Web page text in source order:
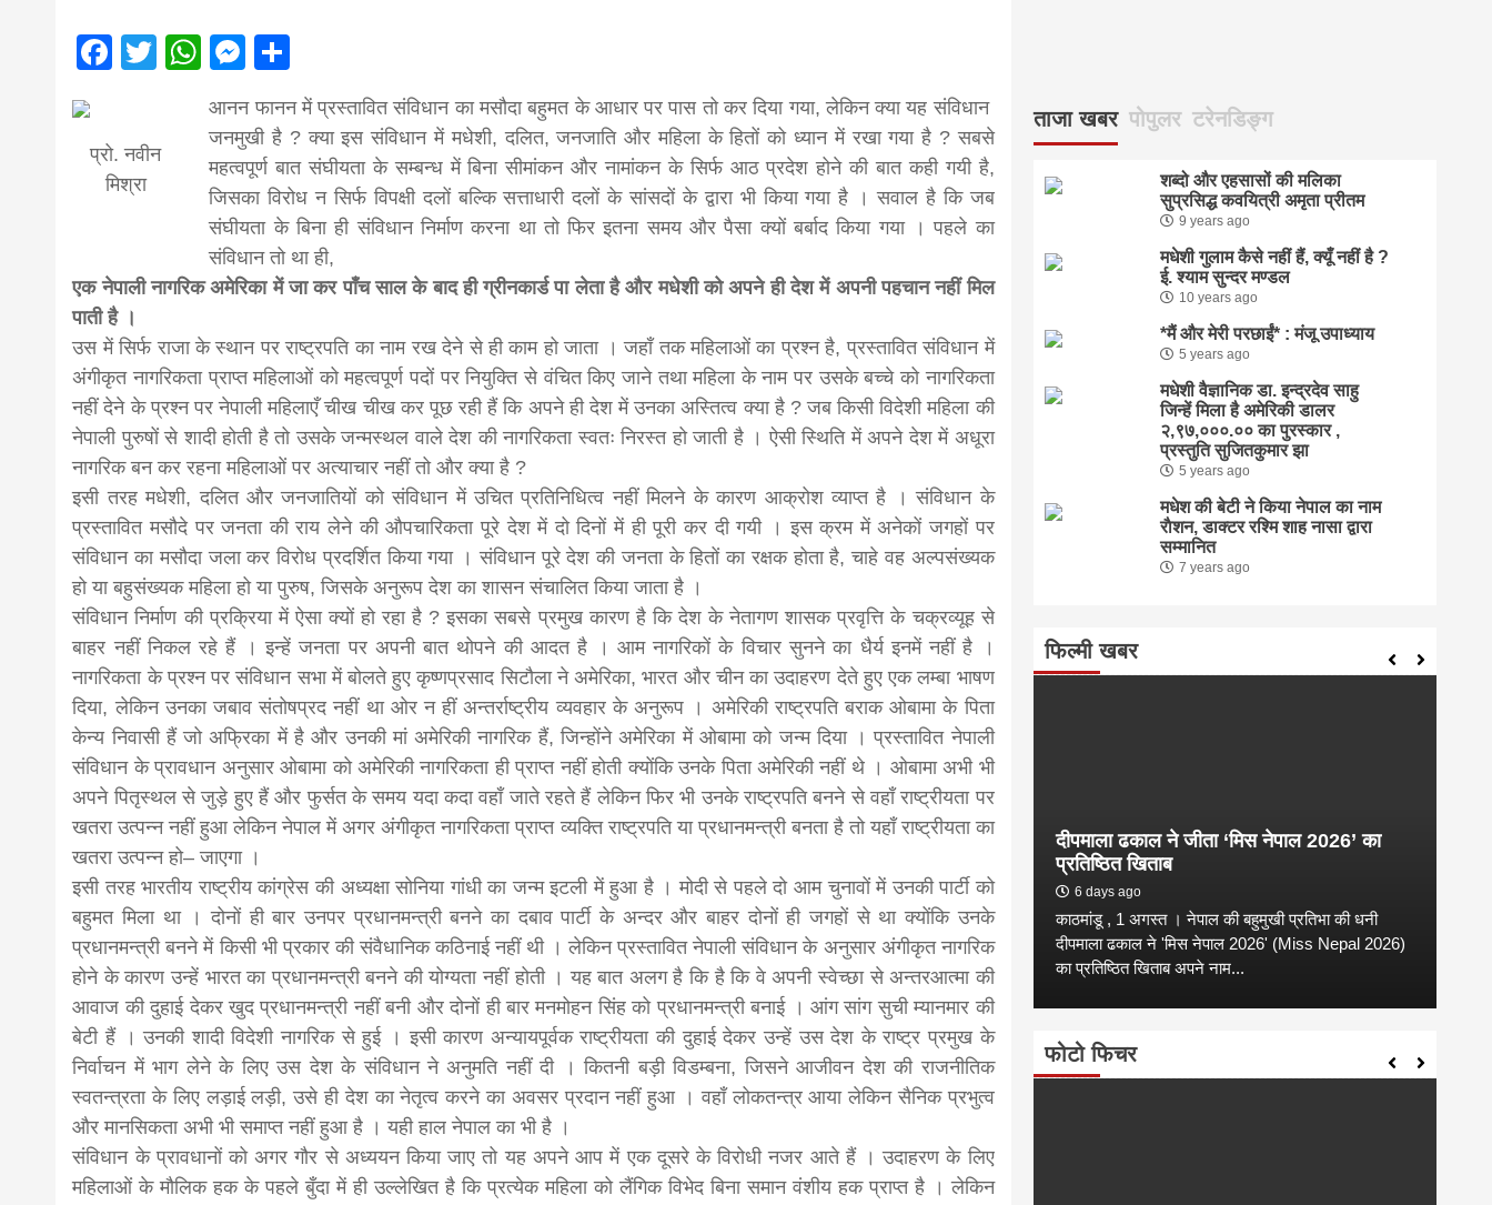
magazine of
Nepal brings
news in hindi
from
Nepal,madhesh
news,financial
news,loan,bank
news, madhesh
khabar
Facebook
TwitterWhatsApp
Messenger
प्रो. नवीन
मिश्रा
आनन फानन में प्रस्तावित संविधान का मसौदा बहुमत के आधार पर पास तो कर दिया गया, लेकिन क्या यह संविधान
जनमुखी है ? क्या इस संविधान में मधेशी, दलित, जनजाति और महिला के हितों को ध्यान में रखा गया है ? सबसे
महत्वपूर्ण बात संघीयता के सम्बन्ध में बिना सीमांकन और नामांकन के सिर्फ आठ प्रदेश होने की बात कही गयी है,
जिसका विरोध न सिर्फ विपक्षी दलों बल्कि सत्ताधारी दलों के सांसदों के द्वारा भी किया गया है । सवाल है कि जब
संघीयता के बिना ही संविधान निर्माण करना था तो फिर इतना समय और पैसा क्यों बर्बाद किया गया । पहले का
संविधान तो था ही,
एक नेपाली नागरिक अमेरिका में जा कर पाँच साल के बाद ही ग्रीनकार्ड पा लेता है और मधेशी को अपने ही देश में अपनी पहचान नहीं मिल
पाती है ।
उस में सिर्फ राजा के स्थान पर राष्ट्रपति का नाम रख देने से ही काम हो जाता । जहाँ तक महिलाओं का प्रश्न है, प्रस्तावित संविधान में
अंगीकृत नागरिकता प्राप्त महिलाओं को महत्वपूर्ण पदों पर नियुक्ति से वंचित किए जाने तथा महिला के नाम पर उसके बच्चे को नागरिकता
नहीं देने के प्रश्न पर नेपाली महिलाएँ चीख चीख कर पूछ रही हैं कि अपने ही देश में उनका अस्तित्व क्या है ? जब किसी विदेशी महिला की
नेपाली पुरुषों से शादी होती है तो उसके जन्मस्थल वाले देश की नागरिकता स्वतः निरस्त हो जाती है । ऐसी स्थिति में अपने देश में अधूरा
नागरिक बन कर रहना महिलाओं पर अत्याचार नहीं तो और क्या है ?
इसी तरह मधेशी, दलित और जनजातियों को संविधान में उचित प्रतिनिधित्व नहीं मिलने के कारण आक्रोश व्याप्त है । संविधान के
प्रस्तावित मसौदे पर जनता की राय लेने की औपचारिकता पूरे देश में दो दिनों में ही पूरी कर दी गयी । इस क्रम में अनेकों जगहों पर
संविधान का मसौदा जला कर विरोध प्रदर्शित किया गया । संविधान पूरे देश की जनता के हितों का रक्षक होता है, चाहे वह अल्पसंख्यक
हो या बहुसंख्यक महिला हो या पुरुष, जिसके अनुरूप देश का शासन संचालित किया जाता है ।
संविधान निर्माण की प्रक्रिया में ऐसा क्यों हो रहा है ? इसका सबसे प्रमुख कारण है कि देश के नेतागण शासक प्रवृत्ति के चक्रव्यूह से
बाहर नहीं निकल रहे हैं । इन्हें जनता पर अपनी बात थोपने की आदत है । आम नागरिकों के विचार सुनने का धैर्य इनमें नहीं है ।
नागरिकता के प्रश्न पर संविधान सभा में बोलते हुए कृष्णप्रसाद सिटौला ने अमेरिका, भारत और चीन का उदाहरण देते हुए एक लम्बा भाषण
दिया, लेकिन उनका जबाव संतोषप्रद नहीं था ओर न हीं अन्तर्राष्ट्रीय व्यवहार के अनुरूप । अमेरिकी राष्ट्रपति बराक ओबामा के पिता
केन्य निवासी हैं जो अफ्रिका में है और उनकी मां अमेरिकी नागरिक हैं, जिन्होंने अमेरिका में ओबामा को जन्म दिया । प्रस्तावित नेपाली
संविधान के प्रावधान अनुसार ओबामा को अमेरिकी नागरिकता ही प्राप्त नहीं होती क्योंकि उनके पिता अमेरिकी नहीं थे । ओबामा अभी भी
अपने पितृस्थल से जुड़े हुए हैं और फुर्सत के समय यदा कदा वहाँ जाते रहते हैं लेकिन फिर भी उनके राष्ट्रपति बनने से वहाँ राष्ट्रीयता पर
खतरा उत्पन्न नहीं हुआ लेकिन नेपाल में अगर अंगीकृत नागरिकता प्राप्त व्यक्ति राष्ट्रपति या प्रधानमन्त्री बनता है तो यहाँ राष्ट्रीयता का
खतरा उत्पन्न हो– जाएगा ।
इसी तरह भारतीय राष्ट्रीय कांग्रेस की अध्यक्षा सोनिया गांधी का जन्म इटली में हुआ है । मोदी से पहले दो आम चुनावों में उनकी पार्टी को
बहुमत मिला था । दोनों ही बार उनपर प्रधानमन्त्री बनने का दबाव पार्टी के अन्दर और बाहर दोनों ही जगहों से था क्योंकि उनके
प्रधानमन्त्री बनने में किसी भी प्रकार की संवैधानिक कठिनाई नहीं थी । लेकिन प्रस्तावित नेपाली संविधान के अनुसार अंगीकृत नागरिक
होने के कारण उन्हें भारत का प्रधानमन्त्री बनने की योग्यता नहीं होती । यह बात अलग है कि है कि वे अपनी स्वेच्छा से अन्तरआत्मा की
आवाज की दुहाई देकर खुद प्रधानमन्त्री नहीं बनी और दोनों ही बार मनमोहन सिंह को प्रधानमन्त्री बनाई । आंग सांग सुची म्यानमार की
बेटी हैं । उनकी शादी विदेशी नागरिक से हुई । इसी कारण अन्यायपूर्वक राष्ट्रीयता की दुहाई देकर उन्हें उस देश के राष्ट्र प्रमुख के
निर्वाचन में भाग लेने के लिए उस देश के संविधान ने अनुमति नहीं दी । कितनी बड़ी विडम्बना, जिसने आजीवन देश की राजनीतिक
स्वतन्त्रता के लिए लड़ाई लड़ी, उसे ही देश का नेतृत्व करने का अवसर प्रदान नहीं हुआ । वहाँ लोकतन्त्र आया लेकिन सैनिक प्रभुत्व
और मानसिकता अभी भी समाप्त नहीं हुआ है । यही हाल नेपाल का भी है ।
संविधान के प्रावधानों को अगर गौर से अध्ययन किया जाए तो यह अपने आप में एक दूसरे के विरोधी नजर आते हैं । उदाहरण के लिए
महिलाओं के मौलिक हक के पहले बुँदा में ही उल्लेखित है कि प्रत्येक महिला को लैंगिक विभेद बिना समान वंशीय हक प्राप्त है । लेकिन
आज का पंचांग: आज दिनांक 3 अगस्त 2026 सोमवार शुभसंवत् 2083
ताजा खबर पोपुलर टरेनडिङ्ग
शब्दो और एहसासों की मलिका
सुप्रसिद्ध कवयित्री अमृता प्रीतम
9 years ago
मधेशी गुलाम कैसे नहीं हैं, क्यूँ नहीं है ?
ई. श्याम सुन्दर मण्डल
10 years ago
*मैं और मेरी परछाईं* : मंजू उपाध्याय
5 years ago
मधेशी वैज्ञानिक डा. इन्द्रदेव साहु
जिन्हें मिला है अमेरिकी डालर
२,९७,०००.०० का पुरस्कार ,
प्रस्तुति सुजितकुमार झा
5 years ago
मधेश की बेटी ने किया नेपाल का नाम
राैशन, डाक्टर रश्मि शाह नासा द्वारा
सम्मानित
7 years ago
फिल्मी खबर
6 months ago
काठमांडू, फागुन ४ – चितवन क्षेत्र नम्बर ३ में प्रतिनिधिसभा
सदस्य के रूप में अपनी उम्मीदवारी दे चुकी रेणु दाहाल ने कहा है
कि उन्हें...
दीपमाला ढकाल ने जीता ‘मिस नेपाल 2026’ का
प्रतिष्ठित खिताब
6 days ago
काठमांडू , 1 अगस्त । नेपाल की बहुमुखी प्रतिभा की धनी
दीपमाला ढकाल ने 'मिस नेपाल 2026' (Miss Nepal 2026)
का प्रतिष्ठित खिताब अपने नाम...
फोटो फिचर